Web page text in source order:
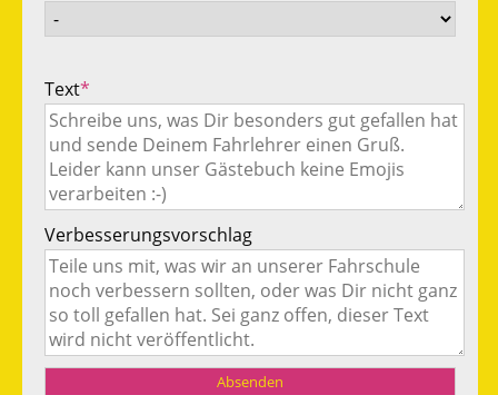
Text*
Verbesserungsvorschlag